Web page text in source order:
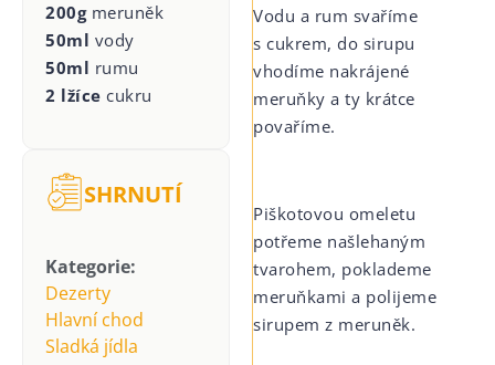
200gmeruněk
50ml vody
50ml rumu
2 lžíce cukru
SHRNUTÍ
Kategorie:
Dezerty
Hlavní chod
Sladká jídla
Vodu a rum svaříme
s cukrem, do sirupu
vhodíme nakrájené
meruňky a ty krátce
povaříme.
Piškotovou omeletu
potřeme našlehaným
tvarohem, poklademe
meruňkami a polijeme
sirupem z meruněk.